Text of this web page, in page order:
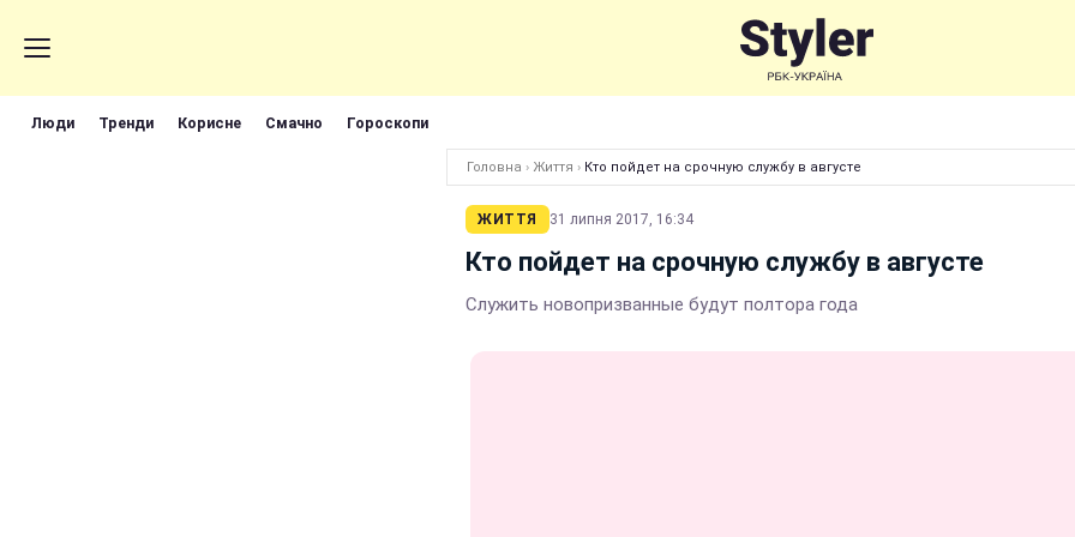
Люди Тренди Корисне Смачно Гороскопи
Головна › Життя › Кто пойдет на срочную службу в августе
ЖИТТЯ 31 липня 2017, 16:34
Кто пойдет на срочную службу в августе
Служить новопризванные будут полтора года